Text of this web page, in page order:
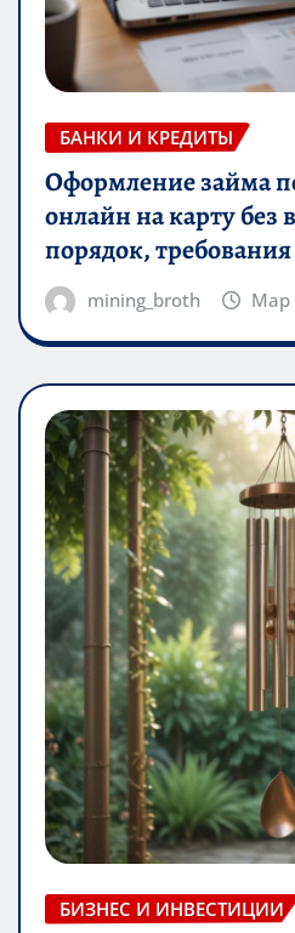
БАНКИ И КРЕДИТЫ
Оформление займа
онлайн на карту без
порядок,
mining_broth Мар
БИЗНЕС И ИНВЕСТИЦИИ